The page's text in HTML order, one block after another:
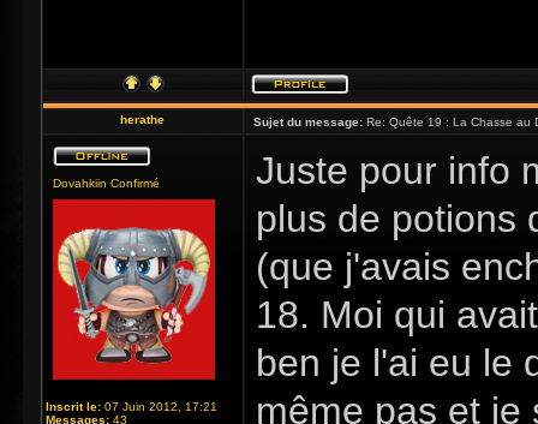
herathe Sujet du message: Re: Quête 19 : La Chasse au
Dovahkiin Confirmé
Inscrit le: 07 Juin 2012, 17:21
Messages: 43
Juste pour info
plus de potions
(que j'avais
18. Moi qui
ben je l'ai eu le
même pas et je